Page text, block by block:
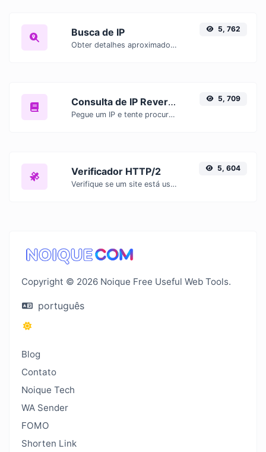
Busca de IP
Obter detalhes aproximados do IP.
5, 762
Consulta de IP Reversa
Pegue um IP e tente procurar o domínio/host associado a ele.
5, 709
Verificador HTTP/2
Verifique se um site está usando o novo protocolo HTTP/2 ou não.
5, 604
Copyright © 2026 Noique Free Useful Web Tools.
português
Blog
Contato
Noique Tech
WA Sender
FOMO
Shorten Link